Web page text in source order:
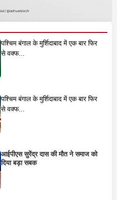
पश्चिम बंगाल के मुर्शिदाबाद में एक बार फिर
से वक्फ...
पश्चिम बंगाल के मुर्शिदाबाद में एक बार फिर
से वक्फ...
आईपीएस सुरेंद्र दास की मौत ने समाज को
दिया बड़ा सबक